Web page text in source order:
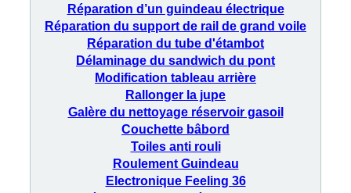
Réparation d’un guindeau électrique
Réparation du support de rail de grand voile
Réparation du tube d'étambot
Délaminage du sandwich du pont
Modification tableau arrière
Rallonger la jupe
Galère du nettoyage réservoir gasoil
Couchette bâbord
Toiles anti rouli
Roulement Guindeau
Electronique Feeling 36